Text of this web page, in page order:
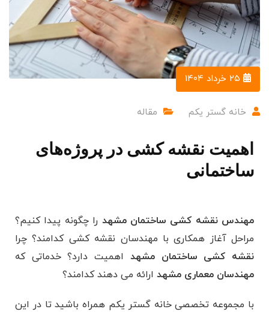
خانه گستر یکم مقاله
اهمیت نقشه کشی در پروژه‌های
ساختمانی
مهندس نقشه کشی ساختمان مشهد را چگونه پیدا کنیم؟
مراحل آغاز همکاری با مهندسان نقشه کشی کدامند؟ چرا
نقشه کشی ساختمان مشهد اهمیت دارد؟ خدماتی که
مهندسان معماری مشهد ارائه می دهند کدامند؟
با مجموعه تخصصی خانه گستر یکم همراه باشید تا در این